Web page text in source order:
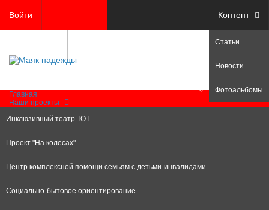
Войти Контент
Статьи
Новости
Фотоальбомы
Главная
Наши проекты
Инклюзивный театр ТОТ
Проект "На колесах"
Центр комплексной помощи семьям с детьми-инвалидами
Социально-бытовое ориентирование